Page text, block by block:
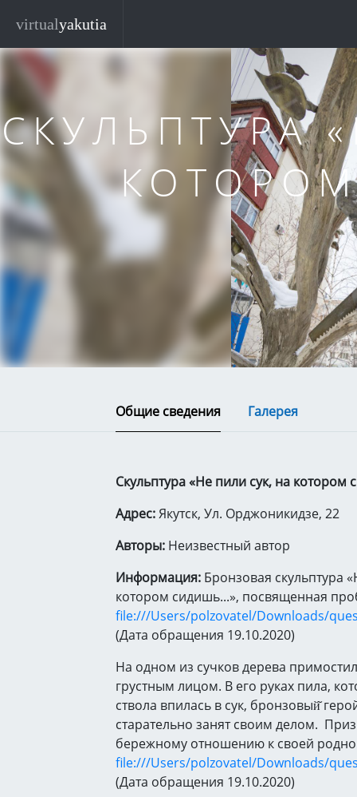
virtualyakutia
СКУЛЬПТУРА
Общие сведения Галерея
Скульптура «Не пили сук, на котором
Адрес:Якутск, Ул. Орджоникидзе, 22
Авторы: Неизвестный автор
Информация: Бронзовая скульптура
котором сидишь...», посвященная
file:///Users/polzovatel/Downloads/
(Дата обращения 19.10.2020)
На одном из сучков дерева
грустным лицом. В его руках пила,
ствола впилась в сук, бронзовый̆
старательно занят своим делом.
бережному отношению к своей
file:///Users/polzovatel/Downloads/
(Дата обращения 19.10.2020)